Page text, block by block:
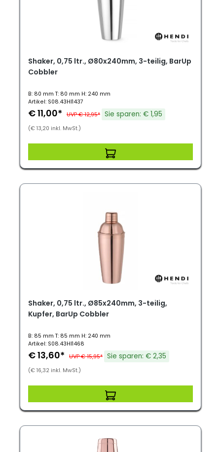
Shaker, 0,75 ltr., Ø80x240mm, 3-teilig, BarUp
Cobbler
B: 80 mm T: 80 mm H: 240 mm
Artikel: S08.43HI1437
€ 11,00* UVP € 12,95* Sie sparen: € 1,95
(€ 13,20 inkl. MwSt.)
Shaker, 0,75 ltr., Ø85x240mm, 3-teilig,
Kupfer, BarUp Cobbler
B: 85 mm T: 85 mm H: 240 mm
Artikel: S08.43HI1468
€ 13,60* UVP € 15,95* Sie sparen: € 2,35
(€ 16,32 inkl. MwSt.)